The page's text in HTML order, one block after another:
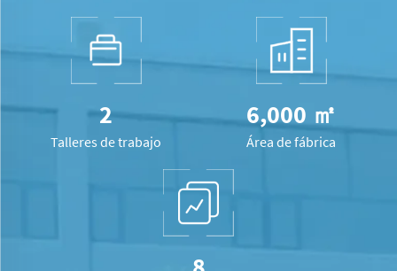
2
Talleres de trabajo
6,000 ㎡
Área de fábrica